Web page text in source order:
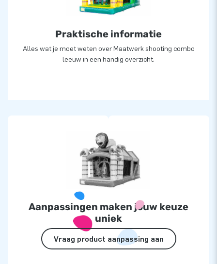
Praktische informatie
Alles wat je moet weten over Maatwerk shooting combo
leeuw in een handig overzicht.
Aanpassingen maken jouw keuze
uniek
Vraag product aanpassing aan